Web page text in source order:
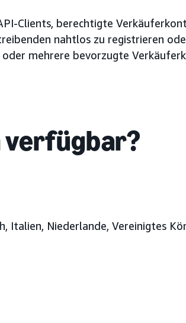
Clients, berechtigte
nahtlos zu registrieren
mehrere bevorzugte
verfügbar?
Italien, Niederlande, Vereinigtes